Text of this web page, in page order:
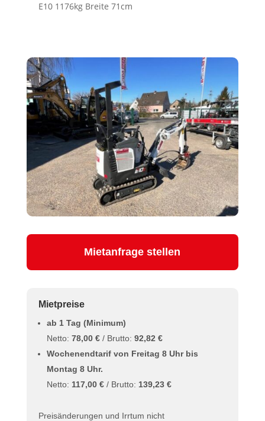
E10 1176kg Breite 71cm
Mietanfrage stellen
Mietpreise
ab 1 Tag (Minimum)
Netto: 78,00 €/ Brutto: 92,82 €
Wochenendtarif von Freitag 8 Uhr bis
Montag 8 Uhr.
Netto: 117,00 €/ Brutto: 139,23 €
Preisänderungen und Irrtum nicht